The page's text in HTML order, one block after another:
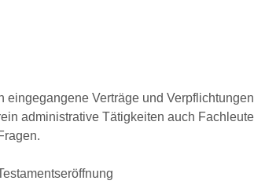
Verträge und
administrative Tätigkeiten auch